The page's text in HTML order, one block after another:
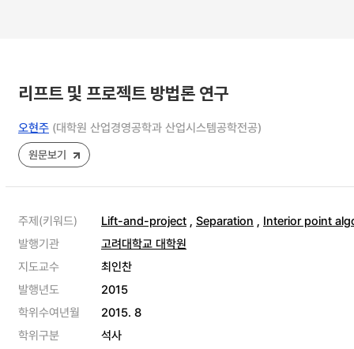
리프트 및 프로젝트 방법론 연구
오현주 (대학원 산업경영공학과 산업시스템공학전공)
원문보기
주제(키워드) Lift-and-project , Separation , Interior point
발행기관
고려대학교 대학원
지도교수
최인찬
발행년도
2015
학위수여년월
2015. 8
학위구분
석사